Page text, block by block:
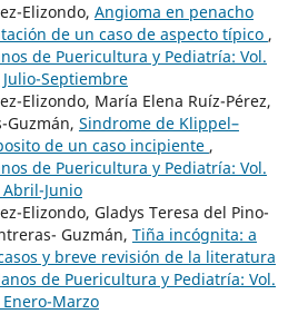
Elizondo, Angioma en penacho
de un caso de aspecto típico ,
de Puericultura y Pediatría: Vol.
Septiembre
Elizondo, María Elena Ruíz-Pérez,
Guzmán, Sindrome de Klippel–
de un caso incipiente ,
de Puericultura y Pediatría: Vol.
Junio
Elizondo, Gladys Teresa del Pino-
Guzmán, Tiña incógnita: a
y breve revisión de la literatura
de Puericultura y Pediatría: Vol.
Marzo